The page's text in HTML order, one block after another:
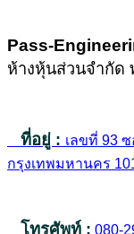
Pass-
ห้างหุ้นส่วนจำกัด
ที่อยู่ : เลขที่ 93
กรุงเทพมหานคร
โทรศัพท์ : 080-